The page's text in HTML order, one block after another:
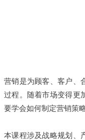
营销是为顾客、客户、
过程。随着市场变得更
要学会如何制定营销策
本课程涉及战略规划、